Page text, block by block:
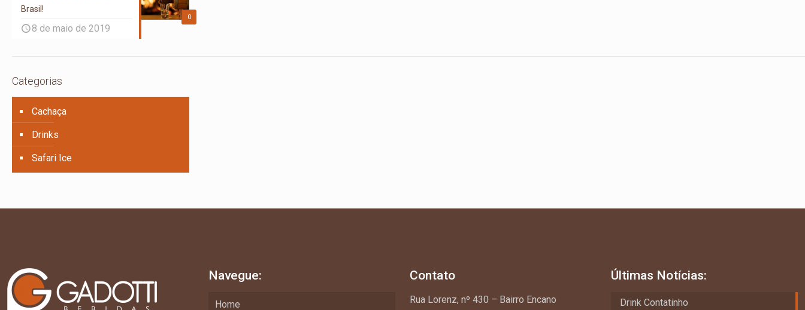
0
Brasil!
8 de maio de 2019
Categorias
Cachaça
Drinks
Safari Ice
Navegue:
Home
Contato
Rua Lorenz, nº 430 – Bairro Encano
Últimas Notícias:
Drink Contatinho